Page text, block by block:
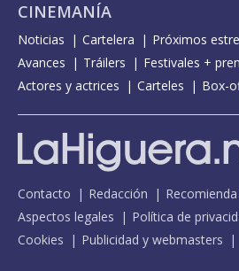
CINEMANÍA
Noticias Cartelera Próximos
Avances
Tráilers
Festivales +
Actores y actrices
Carteles Box-
Contacto Redacción Recomienda
Aspectos legales
Política de
Cookies
Publicidad y webmasters